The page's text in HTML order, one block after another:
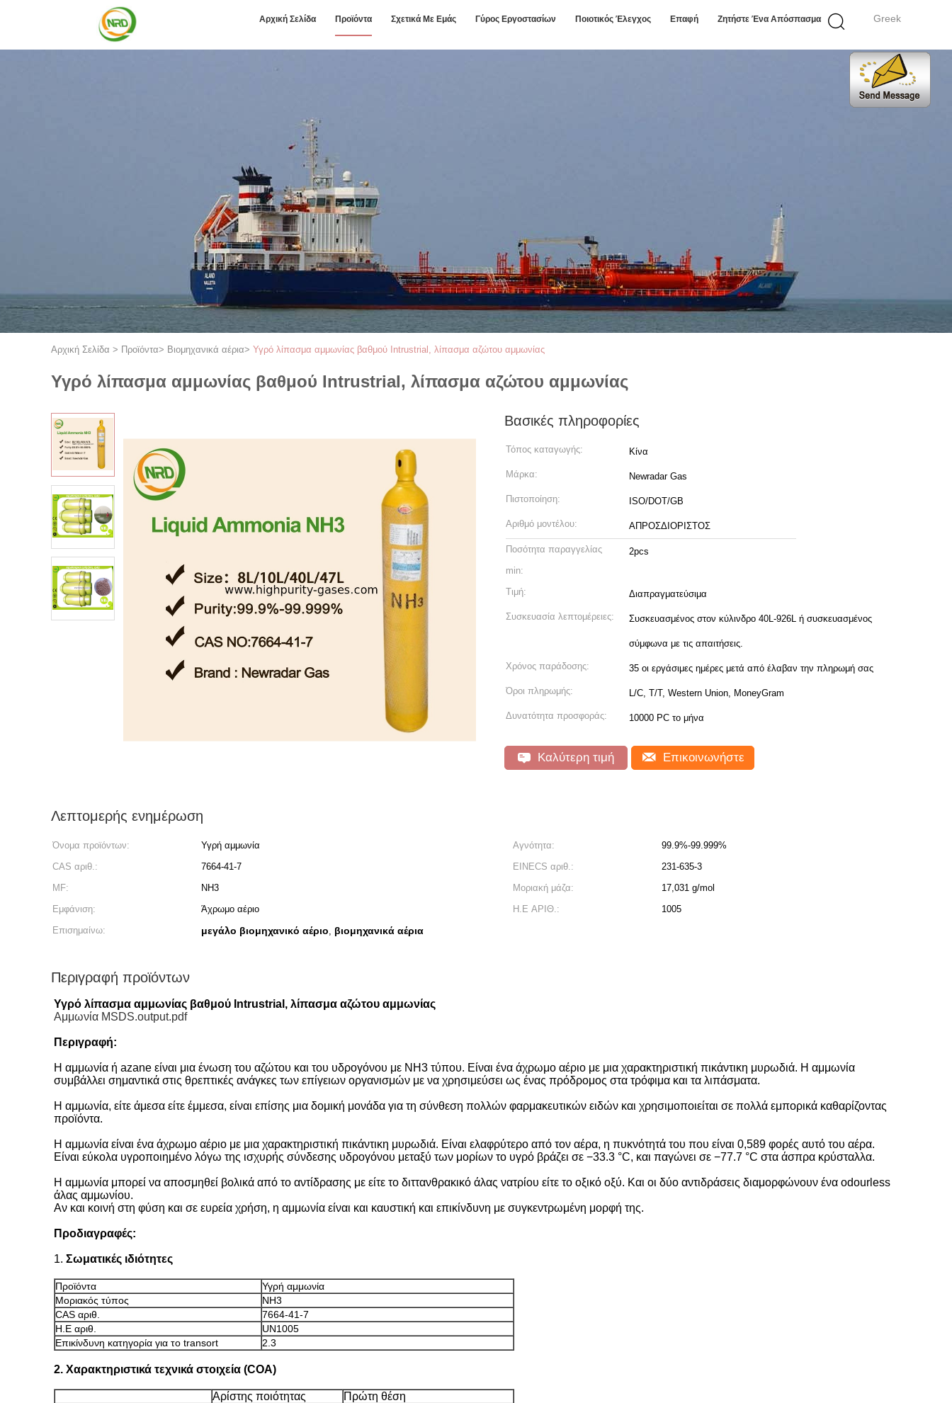
Greek
Αρχική Σελίδα Προϊόντα Σχετικά Με Εμάς Γύρος Εργοστασίων Ποιοτικός Έλεγχος Επαφή Ζητήστε Ένα Απόσπασμα
Αρχική Σελίδα > Προϊόντα> Βιομηχανικά αέρια> Υγρό λίπασμα αμμωνίας βαθμού Intrustrial, λίπασμα αζώτου αμμωνίας
Υγρό λίπασμα αμμωνίας βαθμού Intrustrial, λίπασμα αζώτου αμμωνίας
Βασικές πληροφορίες
Τόπος καταγωγής: Κίνα
Μάρκα: Newradar Gas
Πιστοποίηση: ISO/DOT/GB
Αριθμό μοντέλου: ΑΠΡΟΣΔΙΟΡΙΣΤΟΣ
Ποσότητα παραγγελίας
min:
2pcs
Τιμή: Διαπραγματεύσιμα
Συσκευασία λεπτομέρειες: Συσκευασμένος στον κύλινδρο 40L-926L ή συσκευασμένος
σύμφωνα με τις απαιτήσεις.
Χρόνος παράδοσης: 35 οι εργάσιμες ημέρες μετά από έλαβαν την πληρωμή σας
Όροι πληρωμής: L/C, T/T, Western Union, MoneyGram
Δυνατότητα προσφοράς: 10000 PC το μήνα
Καλύτερη τιμή Επικοινωνήστε
Λεπτομερής ενημέρωση
Όνομα προϊόντων: Υγρή αμμωνία Αγνότητα:
99.9%-99.999%
CAS αριθ.:
7664-41-7 EINECS αριθ.:
231-635-3
MF:
NH3 Μοριακή μάζα:
17,031 g/mol
Εμφάνιση:
Άχρωμο αέριο Η.Ε ΑΡΙΘ.:
1005
Επισημαίνω:
μεγάλο βιομηχανικό αέριο, βιομηχανικά αέρια
Περιγραφή προϊόντων
Υγρό λίπασμα αμμωνίας βαθμού Intrustrial, λίπασμα αζώτου αμμωνίας
Αμμωνία MSDS.output.pdf
Περιγραφή:
Η αμμωνία ή azane είναι μια ένωση του αζώτου και του υδρογόνου με NH3 τύπου. Είναι ένα άχρωμο αέριο με μια χαρακτηριστική πικάντικη μυρωδιά. Η αμμωνία
συμβάλλει σημαντικά στις θρεπτικές ανάγκες των επίγειων οργανισμών με να χρησιμεύσει ως ένας πρόδρομος στα τρόφιμα και τα λιπάσματα.
Η αμμωνία, είτε άμεσα είτε έμμεσα, είναι επίσης μια δομική μονάδα για τη σύνθεση πολλών φαρμακευτικών ειδών και χρησιμοποιείται σε πολλά εμπορικά καθαρίζοντας
προϊόντα.
Η αμμωνία είναι ένα άχρωμο αέριο με μια χαρακτηριστική πικάντικη μυρωδιά. Είναι ελαφρύτερο από τον αέρα, η πυκνότητά του που είναι 0,589 φορές αυτό του αέρα.
Είναι εύκολα υγροποιημένο λόγω της ισχυρής σύνδεσης υδρογόνου μεταξύ των μορίων το υγρό βράζει σε −33.3 °C, και παγώνει σε −77.7 °C στα άσπρα κρύσταλλα.
Η αμμωνία μπορεί να αποσμηθεί βολικά από το αντίδρασης με είτε το διττανθρακικό άλας νατρίου είτε το οξικό οξύ. Και οι δύο αντιδράσεις διαμορφώνουν ένα odourless
άλας αμμωνίου.
Αν και κοινή στη φύση και σε ευρεία χρήση, η αμμωνία είναι και καυστική και επικίνδυνη με συγκεντρωμένη μορφή της.
Προδιαγραφές:
1. Σωματικές ιδιότητες
Προϊόντα
Υγρή αμμωνία
Μοριακός τύπος
NH3
CAS αριθ.
7664-41-7
Η.Ε αριθ.
UN1005
Επικίνδυνη κατηγορία για το transort
2.3
2. Χαρακτηριστικά τεχνικά στοιχεία (COA)
Αρίστης ποιότητας
Πρώτη θέση